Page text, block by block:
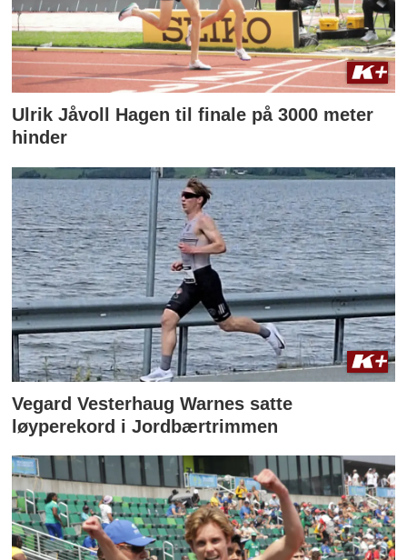
Ulrik Jåvoll Hagen til finale på 3000 meter
hinder
Vegard Vesterhaug Warnes satte
løyperekord i Jordbærtrimmen